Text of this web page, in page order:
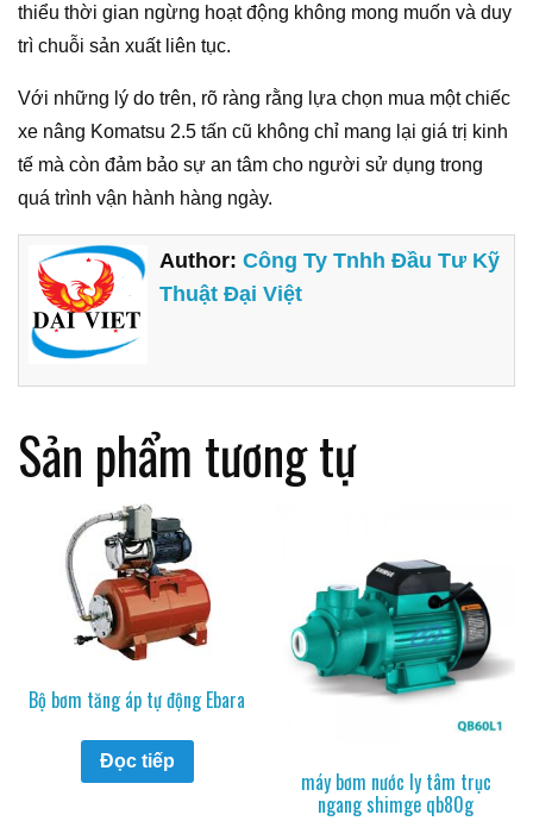
thiểu thời gian ngừng hoạt động không mong muốn và duy
trì chuỗi sản xuất liên tục.
Với những lý do trên, rõ ràng rằng lựa chọn mua một chiếc
xe nâng Komatsu 2.5 tấn cũ không chỉ mang lại giá trị kinh
tế mà còn đảm bảo sự an tâm cho người sử dụng trong
quá trình vận hành hàng ngày.
Author:Công Ty Tnhh Đầu Tư Kỹ
Thuật Đại Việt
Sản phẩm tương tự
Bộ bơm tăng áp tự động Ebara
Đọc tiếp
máy bơm nước ly tâm trục
ngang shimge qb80g